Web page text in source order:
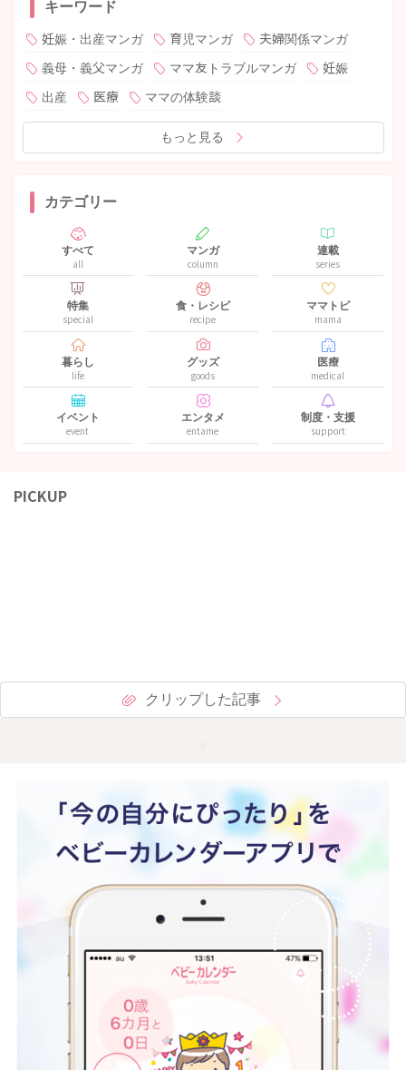
キーワード
妊娠・出産マンガ 育児マンガ
夫婦関係マンガ
義母・義父マンガ
ママ友トラブルマンガ
妊娠
出産
医療 ママの体験談
もっと見る
カテゴリー
すべて
all
マンガ
column
連載
series
特集
special
食・レシピ
recipe
ママトピ
mama
暮らし
life
グッズ
goods
医療
medical
イベント
event
エンタメ
entame
制度・支援
support
PICKUP
クリップした記事